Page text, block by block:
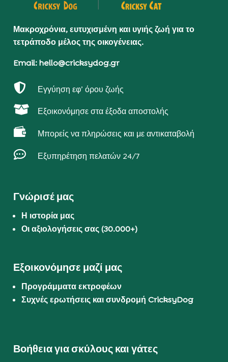
Μακροχρόνια, ευτυχισμένη και υγιής ζωή για το
τετράποδο μέλος της οικογένειας.
Email: hello@cricksydog.gr
 Εγγύηση εφ’ όρου ζωής
 Εξοικονόμησε στα έξοδα αποστολής
 Μπορείς να πληρώσεις και με αντικαταβολή
 Εξυπηρέτηση πελατών 24/7
Γνώρισέ μας
Η ιστορία μας
Οι αξιολογήσεις σας (30.000+)
Εξοικονόμησε μαζί μας
Προγράμματα εκτροφέων
Συχνές ερωτήσεις και συνδρομή CricksyDog
Βοήθεια για σκύλους και γάτες